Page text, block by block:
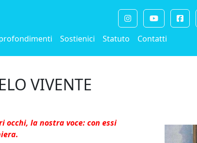
Sostienici Statuto Contatti
VIVENTE
occhi, la nostra voce: con essi